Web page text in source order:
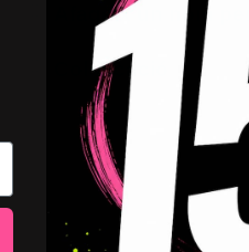
Afageix un nom
Col·locació